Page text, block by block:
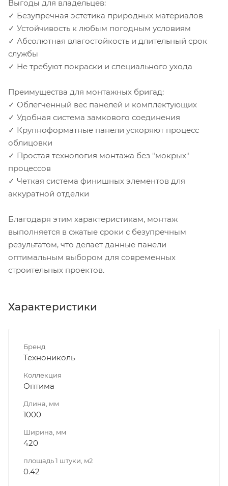
Выгоды для владельцев:
✓ Безупречная эстетика природных материалов
✓ Устойчивость к любым погодным условиям
✓ Абсолютная влагостойкость и длительный срок
службы
✓ Не требуют покраски и специального ухода
Преимущества для монтажных бригад:
✓ Облегченный вес панелей и комплектующих
✓ Удобная система замкового соединения
✓ Крупноформатные панели ускоряют процесс
облицовки
✓ Простая технология монтажа без "мокрых"
процессов
✓ Четкая система финишных элементов для
аккуратной отделки
Благодаря этим характеристикам, монтаж
выполняется в сжатые сроки с безупречным
результатом, что делает данные панели
оптимальным выбором для современных
строительных проектов.
Характеристики
Бренд
Технониколь
Коллекция
Оптима
Длина, мм
1000
Ширина, мм
420
площадь 1 штуки, м2
0.42